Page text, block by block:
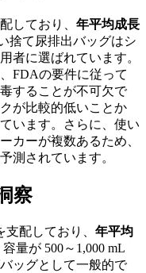
しており、 年平均成長
捨て尿排出バッグはシ
者に選ばれています。
FDAの要件に従って
することが不可欠で
が比較的低いことか
います。さらに、使い
カーが複数あるため、
測されています。
察
配しており、 年平均
量が 500～1,000 mL
ッグとして一般的で